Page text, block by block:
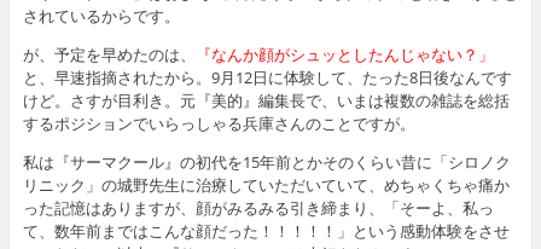
されているからです。
が、予定を早めたのは、
『なんか顔がシュッとしたんじゃない？」
と、早速指摘されたから。9月12日に体験して、たった8日後なんです
けど。さすが目利き。元『美的』編集長で、いまは複数の雑誌を総括
するポジションでいらっしゃる兵庫さんのことですが。
私は『サーマクール』の初代を15年前とかそのくらい昔に「シロノク
リニック」の城野先生に治療していただいていて、めちゃくちゃ痛か
った記憶はありますが、顔がみるみる引き締まり、「そーよ、私っ
て、数年前まではこんな顔だった！！！！！」という感動体験をさせ